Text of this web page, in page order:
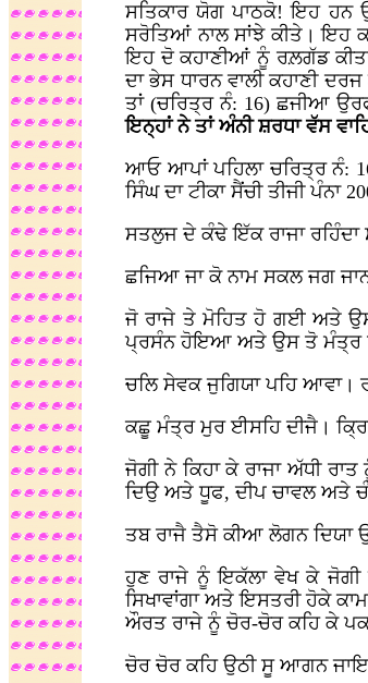
ਸਤਿਕਾਰ ਯੋਗ ਪਾਠਕੋ! ਇਹ ਹਨ
ਸਰੋਤਿਆਂ ਨਾਲ ਸਾਂਝੇ ਕੀਤੇ। ਇਹ
ਇਹ ਦੋ ਕਹਾਣੀਆਂ ਨੂੰ ਰਲ਼ਗੱਡ
ਦਾ ਭੇਸ ਧਾਰਨ ਵਾਲੀ ਕਹਾਣੀ
ਤਾਂ (ਚਰਿਤ੍ਰ ਨੰ: 16) ਛਜੀਆ
ਇਨ੍ਹਾਂ ਨੇ ਤਾਂ ਅੰਨੀ ਸ਼ਰਧਾ ਵੱਸ
ਆਓ ਆਪਾਂ ਪਹਿਲਾ ਚਰਿਤ੍ਰ ਨੰ:
ਸਿੰਘ ਦਾ ਟੀਕਾ ਸੈਂਚੀ ਤੀਜੀ
ਸਤਲੁਜ ਦੇ ਕੰਢੇ ਇੱਕ ਰਾਜਾ
ਛਜਿਆ ਜਾ ਕੋ ਨਾਮ ਸਕਲ ਜਗ
ਜੋ ਰਾਜੇ ਤੇ ਮੋਹਿਤ ਹੋ ਗਈ ਅਤੇ ਉਸ
ਪ੍ਰਸੰਨ ਹੋਇਆ ਅਤੇ ਉਸ ਤੋ ਮੰਤ੍ਰ
ਚਲਿ ਸੇਵਕ ਜੁਗਿਯਾ ਪਹਿ ਆਵਾ।
ਕਛੂ ਮੰਤ੍ਰ ਮੁਰ ਈਸਹਿ ਦੀਜੈ।
ਜੋਗੀ ਨੇ ਕਿਹਾ ਕੇ ਰਾਜਾ ਅੱਧੀ
ਦਿਉ ਅਤੇ ਧੂਫ, ਦੀਪ ਚਾਵਲ ਅਤੇ
ਤਬ ਰਾਜੈ ਤੈਸੋ ਕੀਆ ਲੋਗਨ
ਹੁਣ ਰਾਜੇ ਨੂੰ ਇਕੱਲਾ ਵੇਖ ਕੇ
ਸਿਖਾਵਾਂਗਾ ਅਤੇ ਇਸਤਰੀ ਹੋਕੇ
ਔਰਤ ਰਾਜੇ ਨੂੰ ਚੋਰ-ਚੋਰ ਕਹਿ ਕੇ
ਚੋਰ ਚੋਰ ਕਹਿ ਉਠੀ ਸੂ ਆਗਨ